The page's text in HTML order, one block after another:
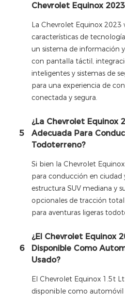
Chevrolet Equinox
La Chevrolet Equinox 2023
características de
un sistema de información
con pantalla táctil,
inteligentes y sistemas de
para una experiencia de
conectada y segura.
5
¿La Chevrolet Equinox
Adecuada Para
Todoterreno?
Si bien la Chevrolet
para conducción en ciudad
estructura SUV mediana y
opcionales de tracción
para aventuras ligeras
6
¿El Chevrolet Equinox
Disponible Como
Usado?
El Chevrolet Equinox 1.5t
disponible como automóvil